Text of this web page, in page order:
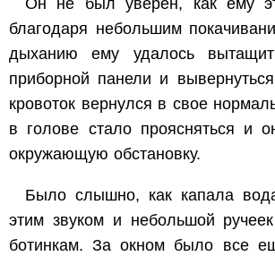
Он не был уверен, как ему
благодаря небольшим
дыханию ему удалось
приборной панели и
кровоток вернулся в свое
в голове стало проясняться и
окружающую обстановку.
Было слышно, как капала
этим звуком и небольшой
ботинкам. За окном было все